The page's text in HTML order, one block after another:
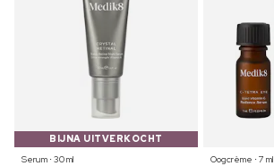
BIJNA UITVERKOCHT
Serum ⋅ 30 ml
Oogcrème ⋅ 7 ml